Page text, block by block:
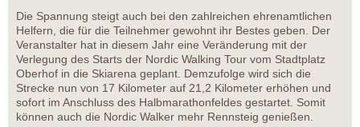
Die Spannung steigt auch bei den zahlreichen ehrenamtlichen
Helfern, die für die Teilnehmer gewohnt ihr Bestes geben. Der
Veranstalter hat in diesem Jahr eine Veränderung mit der
Verlegung des Starts der Nordic Walking Tour vom Stadtplatz
Oberhof in die Skiarena geplant. Demzufolge wird sich die
Strecke nun von 17 Kilometer auf 21,2 Kilometer erhöhen und
sofort im Anschluss des Halbmarathonfeldes gestartet. Somit
können auch die Nordic Walker mehr Rennsteig genießen.